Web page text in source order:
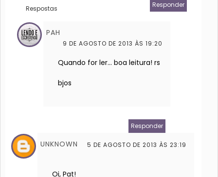
Responder
Respostas
PAH
9 DE AGOSTO DE 2013 ÀS 19:20
Quando for ler... boa leitura! rs
bjos
Responder
UNKNOWN 5 DE AGOSTO DE 2013 ÀS 23:19
Oi, Pat!